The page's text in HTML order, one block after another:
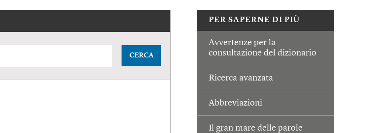
PER SAPERNE DI PIÙ
Avvertenze per la
consultazione del dizionario
Ricerca avanzata
Abbreviazioni
Il gran mare delle parole
CERCA